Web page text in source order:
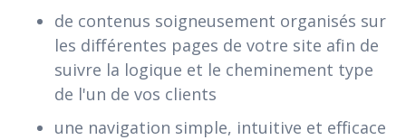
de contenus soigneusement organisés sur
les différentes pages de votre site afin de
suivre la logique et le cheminement type
de l'un de vos clients
une navigation simple, intuitive et efficace